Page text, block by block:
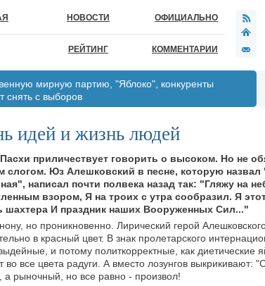
НОВОСТИ ОФИЦИАЛЬНО
РЕЙТИНГ КОММЕНТАРИИ
мирную партию, "Яблоко", конкуренты
снять с выборов
идей и жизнь людей
приличествует говорить о высоком. Но не
слогом. Юз Алешковский в песне, которую назвал
написал почти полвека назад так: "Гляжу на
взором, Я на троих с утра сообразил. Я
шахтера И праздник наших Вооруженных Сил..."
но проникновенно. Лирический герой
в красный цвет. В знак пролетарского
и потому политкорректные, как диетические
во все цвета радуги. А вместо лозунгов выкрикивают:
а рыночный, но все равно - произвол!